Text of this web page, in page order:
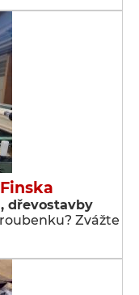
dřevostavby
Zvážte